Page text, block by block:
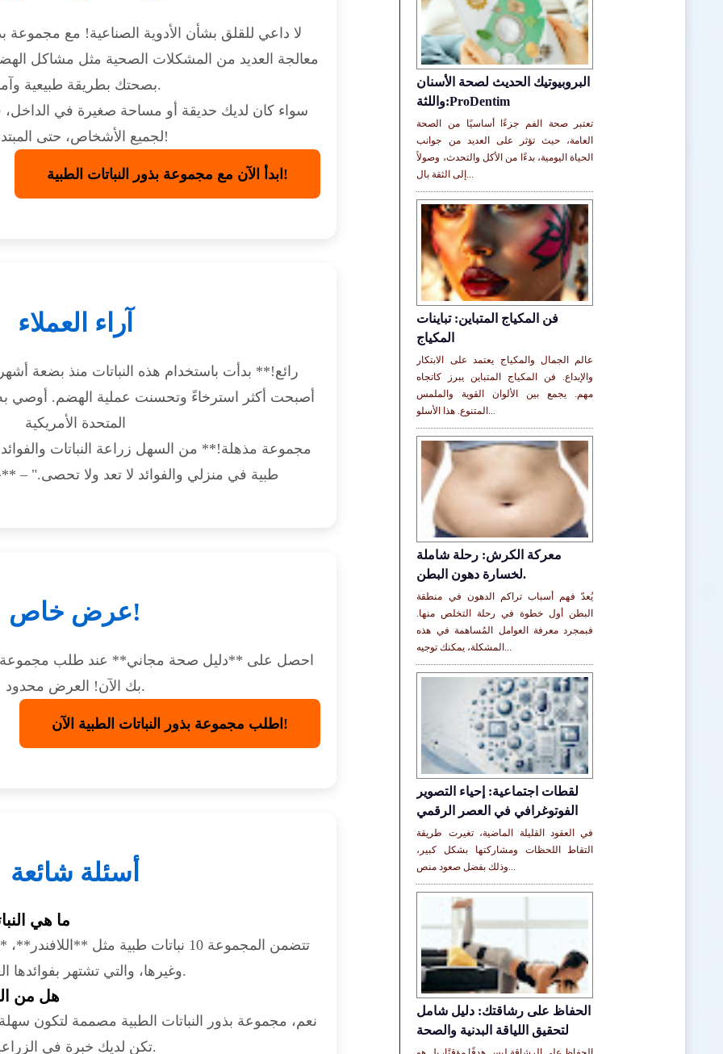
لا داعي للقلق بشأن الأدوية الصناعية! مع مجموعة
معالجة العديد من المشكلات الصحية مثل مشاكل
بصحتك بطريقة طبيعية وآمنة.
سواء كان لديك حديقة أو مساحة صغيرة في
لجميع الأشخاص، حتى المبتدئين!
ابدأ الآن مع مجموعة بذور النباتات الطبية!
آراء العملاء
أصبحت أكثر استرخاءً وتحسنت عملية الهضم. أوصي
المتحدة الأمريكية
طبية في منزلي والفوائد لا تعد ولا تحصى." –
عرض خاص!
احصل على **دليل صحة مجاني** عند طلب مجموعة
بك الآن! العرض محدود.
اطلب مجموعة بذور النباتات الطبية الآن!
أسئلة شائعة
ما هي
تتضمن المجموعة 10 نباتات طبية مثل
وغيرها، والتي تشتهر بفوائدها العلاجية.
هل من
نعم، مجموعة بذور النباتات الطبية مصممة لتكون
تكن لديك خبرة في الزراعة.
البروبيوتيك الحديث لصحة الأسنان
واللثة:ProDentim
تعتبر صحة الفم جزءًا أساسيًا من الصحة
العامة، حيث تؤثر على العديد من جوانب
الحياة اليومية، بدءًا من الأكل والتحدث، وصولاً
إلى الثقة بال...
فن المكياج المتباين: تباينات
المكياج
عالم الجمال والمكياج يعتمد على الابتكار
والإبداع. فن المكياج المتباين يبرز كاتجاه
مهم. يجمع بين الألوان القوية والملمس
المتنوع. هذا الأسلو...
معركة الكرش: رحلة شاملة
لخسارة دهون البطن.
يُعدّ فهم أسباب تراكم الدهون في منطقة
البطن أول خطوة في رحلة التخلص منها.
فبمجرد معرفة العوامل المُساهمة في هذه
المشكلة، يمكنك توجيه...
لقطات اجتماعية: إحياء التصوير
الفوتوغرافي في العصر الرقمي
في العقود القليلة الماضية، تغيرت طريقة
التقاط اللحظات ومشاركتها بشكل كبير،
وذلك بفضل صعود منص...
الحفاظ على رشاقتك: دليل شامل
لتحقيق اللياقة البدنية والصحة